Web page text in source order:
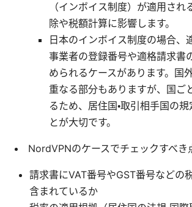
（インボイス制度）が適用され
除や税額計算に影響します。
日本のインボイス制度の場合、
事業者の登録番号や適格請求書
められるケースがあります。国
重なる部分もありますが、国ご
るため、居住国・取引相手国の
とが大切です。
NordVPNのケースでチェックすべき
請求書にVAT番号やGST番号などの
含まれているか